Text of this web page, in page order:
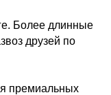
Более длинные
друзей по
премиальных